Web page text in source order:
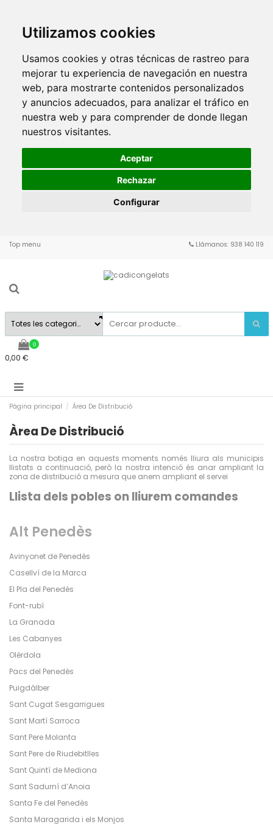
Utilizamos cookies
Usamos cookies y otras técnicas de rastreo para
mejorar tu experiencia de navegación en nuestra
web, para mostrarte contenidos personalizados
y anuncios adecuados, para analizar el tráfico en
nuestra web y para comprender de donde llegan
nuestros visitantes.
Aceptar
Rechazar
Configurar
Top menu Llámanos: 938 140 119
0
0,00 €
Pàgina principal Àrea De Distribució
Àrea De Distribució
La nostra botiga en aquests moments només lliura als municipis
llistats a continuació, però la nostra intenció és anar ampliant la
zona de distribució a mesura que anem ampliant el servei
Llista dels pobles on lliurem comandes
Alt Penedès
Avinyonet de Penedès
Casellví de la Marca
El Pla del Penedès
Font-rubí
La Granada
Les Cabanyes
Olèrdola
Pacs del Penedès
Puigdàlber
Sant Cugat Sesgarrigues
Sant Martí Sarroca
Sant Pere Molanta
Sant Pere de Riudebitlles
Sant Quintí de Mediona
Sant Sadurní d’Anoia
Santa Fe del Penedès
Santa Maragarida i els Monjos